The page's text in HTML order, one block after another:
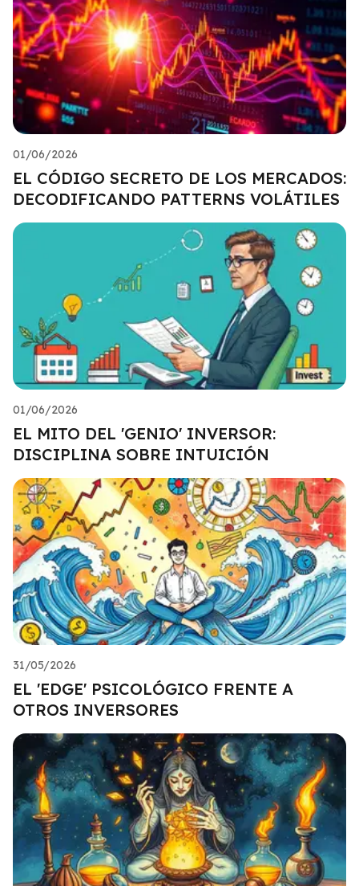
01/06/2026
EL CÓDIGO SECRETO DE LOS MERCADOS:
DECODIFICANDO PATTERNS VOLÁTILES
01/06/2026
EL MITO DEL 'GENIO' INVERSOR:
DISCIPLINA SOBRE INTUICIÓN
31/05/2026
EL 'EDGE' PSICOLÓGICO FRENTE A
OTROS INVERSORES